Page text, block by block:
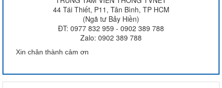
44 Tái Thiết, P11, Tân Bình, TP HCM
(Ngã tư Bảy Hiền)
ĐT: 0977 832 959 - 0902 389 788
Zalo: 0902 389 788
Xin chân thành cảm ơn